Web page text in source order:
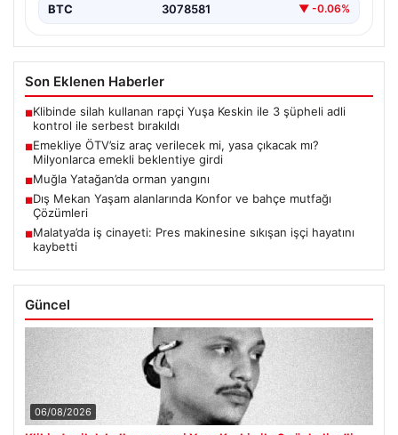
BTC 3078581 ▼ -0.06%
Son Eklenen Haberler
■Klibinde silah kullanan rapçi Yuşa Keskin ile 3 şüpheli adli
kontrol ile serbest bırakıldı
■Emekliye ÖTV’siz araç verilecek mi, yasa çıkacak mı?
Milyonlarca emekli beklentiye girdi
■Muğla Yatağan’da orman yangını
■Dış Mekan Yaşam alanlarında Konfor ve bahçe mutfağı
Çözümleri
■Malatya’da iş cinayeti: Pres makinesine sıkışan işçi hayatını
kaybetti
Güncel
06/08/2026